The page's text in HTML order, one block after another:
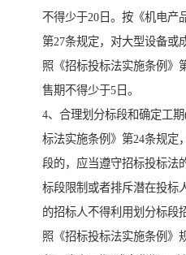
不得少于20日。按《机电产
第27条规定，对大型设备或
照《招标投标法实施条例》
售期不得少于5日。
4、合理划分标段和确定工
标法实施条例》第24条规定
段的，应当遵守招标投标法
标段限制或者排斥潜在投标
的招标人不得利用划分标段
照《招标投标法实施条例》